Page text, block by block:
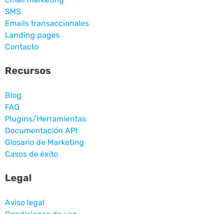
SMS
Emails transaccionales
Landing pages
Contacto
Recursos
Blog
FAQ
Plugins/Herramientas
Documentación API
Glosario de Marketing
Casos de éxito
Legal
Aviso legal